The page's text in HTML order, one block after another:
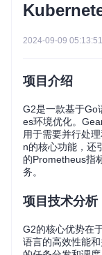
2024-09-09 05:13:51
项目介绍
G2是一款基于Go
es环境优化。
用于需要并行处
n的核心功能，还
的Prometheus指
务。
项目技术分析
G2的核心优势在
语言的高效性能